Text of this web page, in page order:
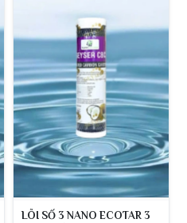
LÕI SỐ 3 NANO ECOTAR 3